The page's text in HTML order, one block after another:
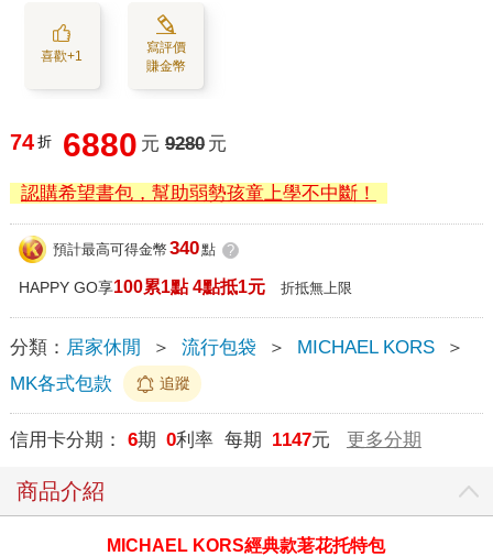
喜歡+1
寫評價
賺金幣
74 折 6880 元 9280 元
認購希望書包，幫助弱勢孩童上學不中斷！
預計最高可得金幣 340點 ?
HAPPY GO享100累1點 4點抵1元 折抵無上限
分類： 居家休閒 ＞ 流行包袋 ＞ MICHAEL KORS
＞
MK各式包款
追蹤
信用卡分期： 6期 0利率 每期 1147元 更多分期
商品介紹
MICHAEL KORS經典款荖花托特包